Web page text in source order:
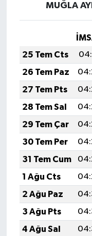
MUĞLA
25 Tem Cts
26 Tem Paz
27 Tem Pts
28 Tem Sal
29 Tem Çar
30 Tem Per
31 Tem Cum
1 Ağu Cts
2 Ağu Paz
3 Ağu Pts
4 Ağu Sal